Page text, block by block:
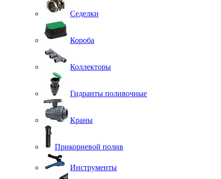
Седелки
Короба
Коллекторы
Гидранты поливочные
Краны
Прикорневой полив
Инструменты